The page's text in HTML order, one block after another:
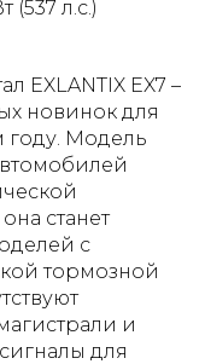
(537 л.с.)
EXLANTIX EX7 –
новинок для
году. Модель
станет
с
тормозной
и
для